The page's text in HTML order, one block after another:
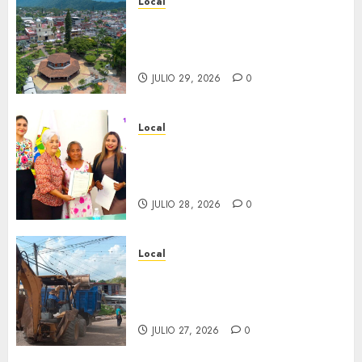
JULIO 29, 2026 0
Local
JULIO 28, 2026 0
Local
JULIO 27, 2026 0